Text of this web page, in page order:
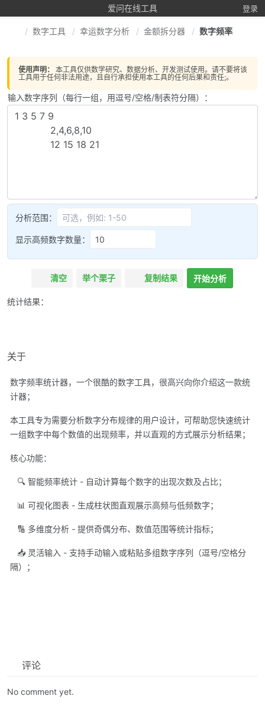
爱问在线工具 登录
数字工具 幸运数字分析 金额拆分器 数字频率统计
使用声明：
本工具仅供数学研究、数据分析、开发测试使用。请不要将该
工具用于任何非法用途，且自行承担使用本工具的任何后果和责任;。
输入数字序列（每行一组，用逗号/空格/制表符分隔）：
分析范围：
显示高频数字数量：
清空 举个栗子 复制结果 开始分析
统计结果：
关于
数字频率统计器，一个很酷的数字工具，很高兴向你介绍这一款统
计器；
本工具专为需要分析数字分布规律的用户设计，可帮助您快速统计
一组数字中每个数值的出现频率，并以直观的方式展示分析结果；
核心功能：
🔍 智能频率统计 - 自动计算每个数字的出现次数及占比；
📊 可视化图表 - 生成柱状图直观展示高频与低频数字；
🔢 多维度分析 - 提供奇偶分布、数值范围等统计指标；
📥 灵活输入 - 支持手动输入或粘贴多组数字序列（逗号/空格分
隔）；
评论
No comment yet.